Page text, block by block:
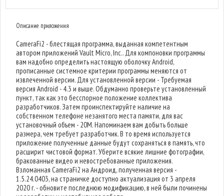
Описание приложения
CameraFi2 - блестящая программа, выданная компетентным
автором приложений Vault Micro, Inc.. Для компоновки программы
вам надобно определить настоящую оболочку Android,
прописанные системное критерии программы меняются от
извлеченной версии. Для установленной версии - Требуемая
версия Android - 4.3 и выше. Обдуманно проверьте установленный
пункт, так как это бесспорное положение коллектива
разработчиков. Затем проинспектируйте наличие на
собственном телефоне незанятого места памяти, для вас
установочный объем - 20M. Напоминаем вам добыть больше
размера, чем требует разработчик. В то время используется
приложение полученные данные будут сохраняться в память, что
расширит чистовой формат. Уберите всякие лишние фотографии,
бракованные видео и невостребованные приложения.
Взломанная CameraFi2 на Андроид, полученная версия -
1.5.24.0403, на страничке доступно актуализация от 3 апреля
2020 г. - обновите последнюю модификацию, в ней были починены